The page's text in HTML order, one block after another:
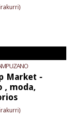
Market -
, moda,